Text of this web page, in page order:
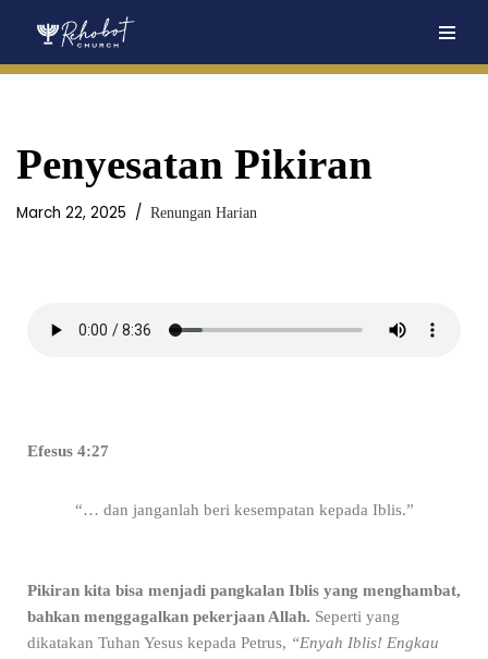
Penyesatan Pikiran
March 22, 2025 Renungan Harian
Efesus 4:27
“… dan janganlah beri kesempatan kepada Iblis.”
Pikiran kita bisa menjadi pangkalan Iblis yang menghambat,
bahkan menggagalkan pekerjaan Allah. Seperti yang
dikatakan Tuhan Yesus kepada Petrus, “Enyah Iblis! Engkau